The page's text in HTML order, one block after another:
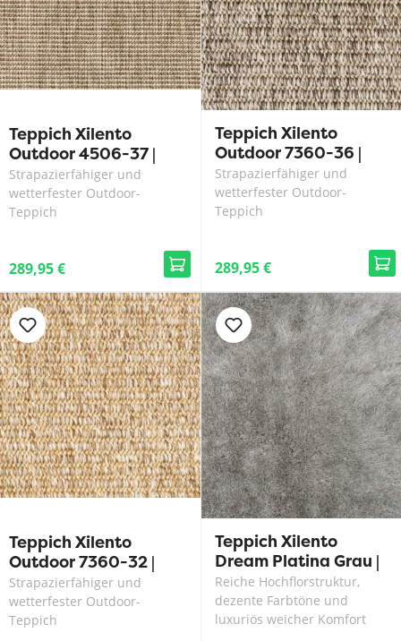
Teppich Xilento
Outdoor 4506-37 |
200 x 300 cm
Strapazierfähiger und
wetterfester Outdoor-
Teppich
289,95 €
Teppich Xilento
Outdoor 7360-36 |
200 x 300 cm
Strapazierfähiger und
wetterfester Outdoor-
Teppich
289,95 €
Teppich Xilento
Outdoor 7360-32 |
200 x 300 cm
Strapazierfähiger und
wetterfester Outdoor-
Teppich
Teppich Xilento
Dream Platina Grau |
200 x 300 cm
Reiche Hochflorstruktur,
dezente Farbtöne und
luxuriös weicher Komfort